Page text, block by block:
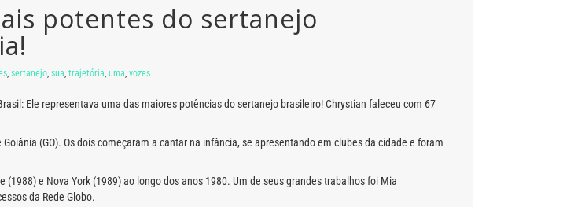
potentes do sertanejo
sertanejo sua trajetória uma vozes
Ele representava uma das maiores potências do sertanejo brasileiro! Chrystian faleceu com 67
(GO). Os dois começaram a cantar na infância, se apresentando em clubes da cidade e foram
e Nova York (1989) ao longo dos anos 1980. Um de seus grandes trabalhos foi Mia
da Rede Globo.